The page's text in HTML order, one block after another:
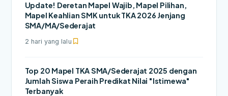
Update! Deretan Mapel Wajib, Mapel Pilihan,
Mapel Keahlian SMK untuk TKA 2026 Jenjang
SMA/MA/Sederajat
2 hari yang lalu
Top 20 Mapel TKA SMA/Sederajat 2025 dengan
Jumlah Siswa Peraih Predikat Nilai "Istimewa"
Terbanyak